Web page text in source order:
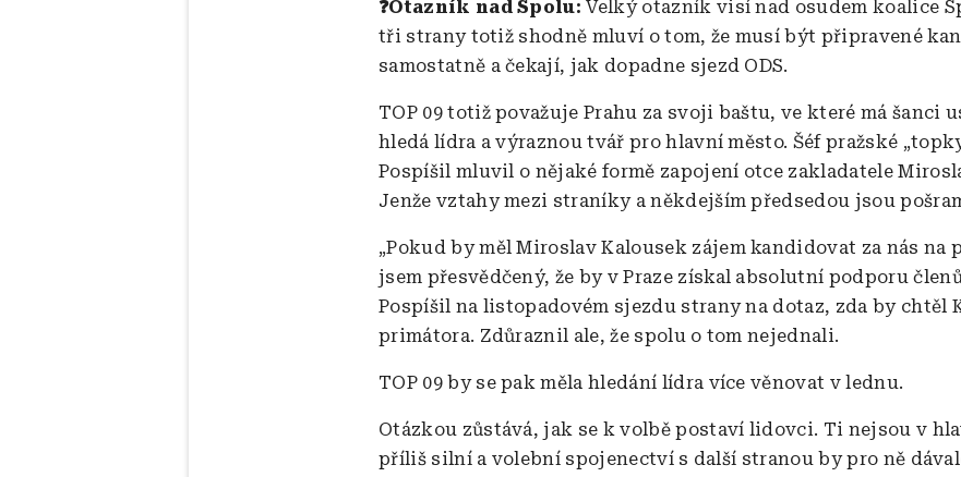
❓Otazník nad Spolu:Velký otazník visí nad osudem koalice
tři strany totiž shodně mluví o tom, že musí být připravené
samostatně a čekají, jak dopadne sjezd ODS.
TOP 09 totiž považuje Prahu za svoji baštu, ve které má šanci
hledá lídra a výraznou tvář pro hlavní město. Šéf pražské
Pospíšil mluvil o nějaké formě zapojení otce zakladatele
Jenže vztahy mezi straníky a někdejším předsedou jsou
„Pokud by měl Miroslav Kalousek zájem kandidovat za nás na
jsem přesvědčený, že by v Praze získal absolutní podporu členů
Pospíšil na listopadovém sjezdu strany na dotaz, zda by chtěl
primátora. Zdůraznil ale, že spolu o tom nejednali.
TOP 09 by se pak měla hledání lídra více věnovat v lednu.
Otázkou zůstává, jak se k volbě postaví lidovci. Ti nejsou v
příliš silní a volební spojenectví s další stranou by pro ně